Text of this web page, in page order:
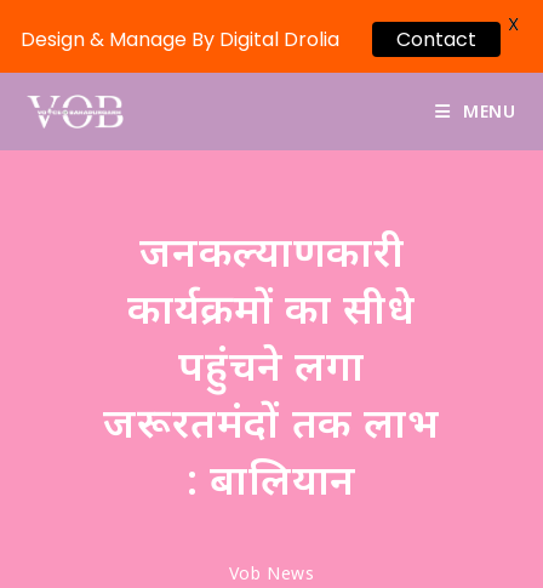
MENU
जनकल्याणकारी
कार्यक्रमों का सीधे
पहुंचने लगा
जरूरतमंदों तक लाभ
: बालियान
Vob News
Design & Manage By Digital Drolia Contact
X